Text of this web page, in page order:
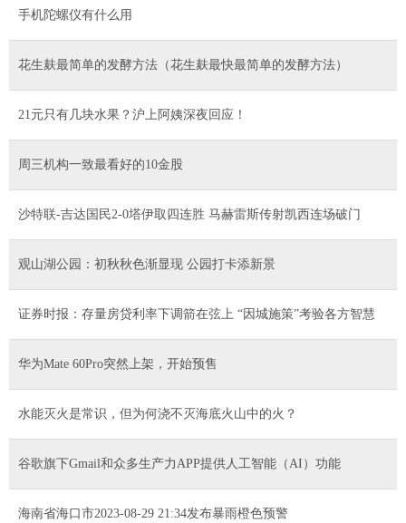
手机陀螺仪有什么用
花生麸最简单的发酵方法（花生麸最快最简单的发酵方法）
21元只有几块水果？沪上阿姨深夜回应！
周三机构一致最看好的10金股
沙特联-吉达国民2-0塔伊取四连胜 马赫雷斯传射凯西连场破门
观山湖公园：初秋秋色渐显现 公园打卡添新景
证券时报：存量房贷利率下调箭在弦上 “因城施策”考验各方智慧
华为Mate 60Pro突然上架，开始预售
水能灭火是常识，但为何浇不灭海底火山中的火？
谷歌旗下Gmail和众多生产力APP提供人工智能（AI）功能
海南省海口市2023-08-29 21:34发布暴雨橙色预警